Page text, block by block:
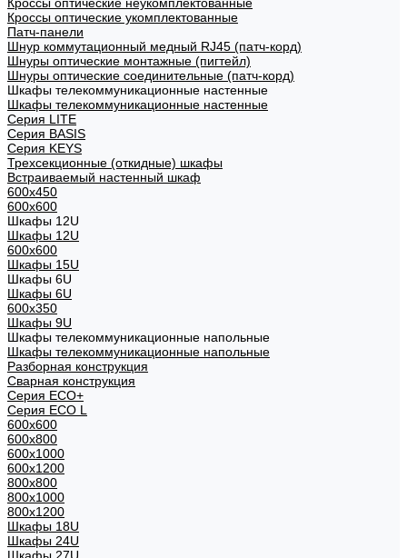
Кроссы оптические укомплектованные
Патч-панели
Шнур коммутационный медный RJ45 (патч-корд)
Шнуры оптические монтажные (пигтейл)
Шнуры оптические соединительные (патч-корд)
Шкафы телекоммуникационные настенные
Шкафы телекоммуникационные настенные
Cерия LITE
Cерия BASIS
Cерия KEYS
Трехсекционные (откидные) шкафы
Встраиваемый настенный шкаф
600x450
600x600
Шкафы 12U
Шкафы 12U
600x600
Шкафы 15U
Шкафы 6U
Шкафы 6U
600x350
Шкафы 9U
Шкафы телекоммуникационные напольные
Шкафы телекоммуникационные напольные
Разборная конструкция
Сварная конструкция
Серия ECO+
Серия ECO L
600x600
600x800
600х1000
600х1200
800x800
800х1000
800х1200
Шкафы 18U
Шкафы 24U